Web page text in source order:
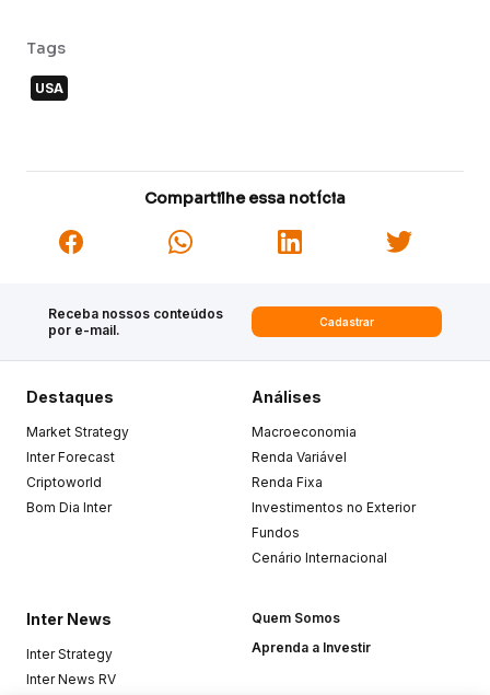
Tags
USA
Compartilhe essa notícia
Receba nossos conteúdos
por e-mail.
Cadastrar
Destaques
Market Strategy
Inter Forecast
Criptoworld
Bom Dia Inter
Análises
Macroeconomia
Renda Variável
Renda Fixa
Investimentos no Exterior
Fundos
Cenário Internacional
Inter News
Inter Strategy
Inter News RV
Quem Somos
Aprenda a Investir